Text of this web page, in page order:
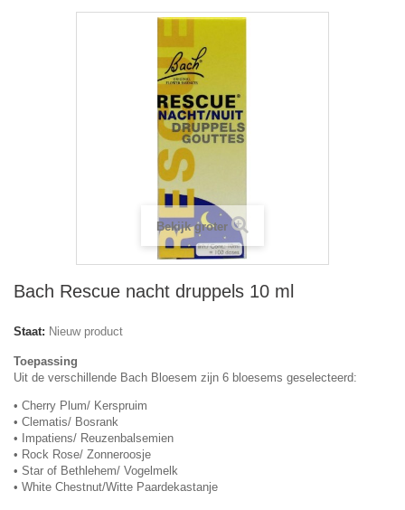
Bekijk groter
Bach Rescue nacht druppels 10 ml
Staat: Nieuw product
Toepassing
Uit de verschillende Bach Bloesem zijn 6 bloesems geselecteerd:
• Cherry Plum/ Kerspruim
• Clematis/ Bosrank
• Impatiens/ Reuzenbalsemien
• Rock Rose/ Zonneroosje
• Star of Bethlehem/ Vogelmelk
• White Chestnut/Witte Paardekastanje